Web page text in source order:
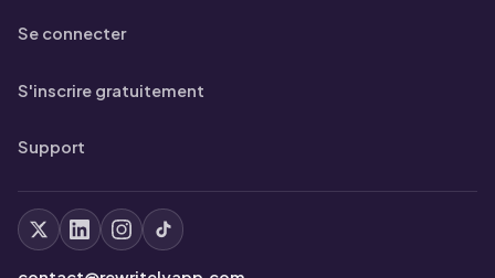
Se connecter
S'inscrire gratuitement
Support